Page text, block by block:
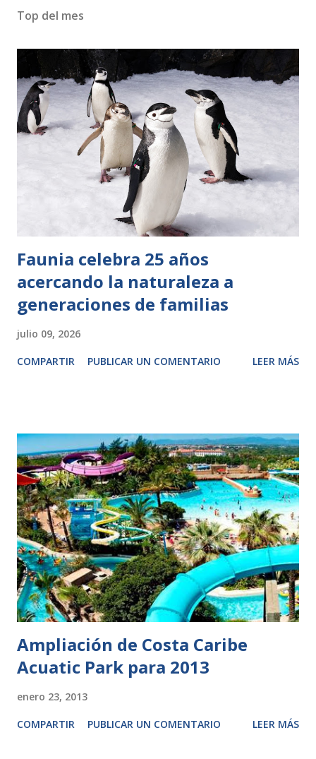
Top del mes
Faunia celebra 25 años
acercando la naturaleza a
generaciones de familias
julio 09, 2026
COMPARTIR PUBLICAR UN COMENTARIO LEER MÁS
Ampliación de Costa Caribe
Acuatic Park para 2013
enero 23, 2013
COMPARTIR PUBLICAR UN COMENTARIO LEER MÁS